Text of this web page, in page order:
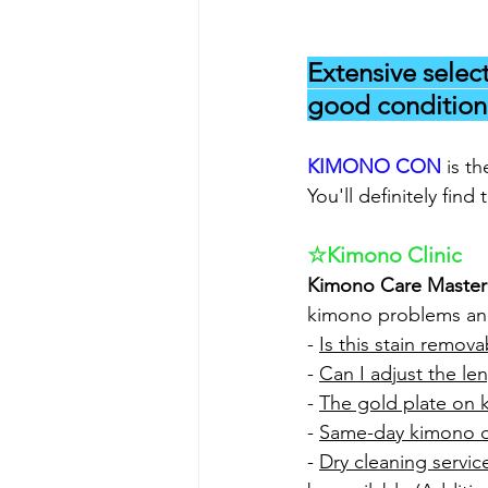
Extensive
good
KIMONO CON is
You'll definitely find
☆Kimono Clinic
Kimono Care
kimono problems
- Is this stain
- Can I adjust the
- The gold plate on
- Same-day kimono
- Dry cleaning